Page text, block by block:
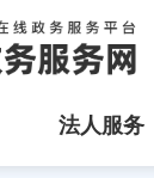
法人服务